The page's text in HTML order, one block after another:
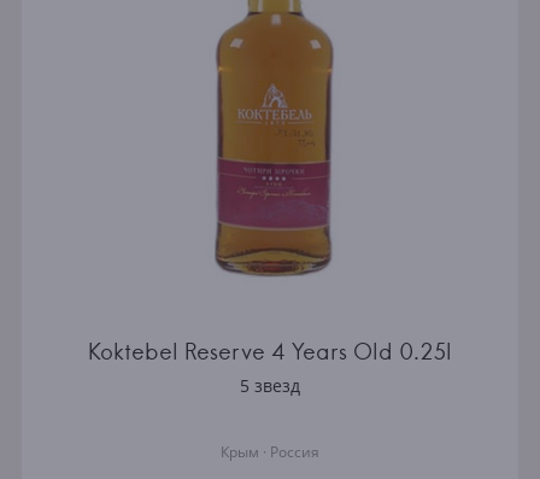
Koktebel Reserve 4 Years Old 0.25l
5 звезд
Крым · Россия